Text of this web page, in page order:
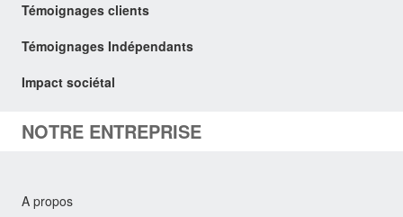
Témoignages clients
Témoignages Indépendants
Impact sociétal
NOTRE ENTREPRISE
A propos